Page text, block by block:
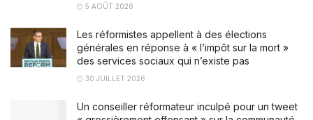
5 AOÛT 2026
Les réformistes appellent à des élections
générales en réponse à « l’impôt sur la mort »
des services sociaux qui n’existe pas
30 JUILLET 2026
Un conseiller réformateur inculpé pour un tweet